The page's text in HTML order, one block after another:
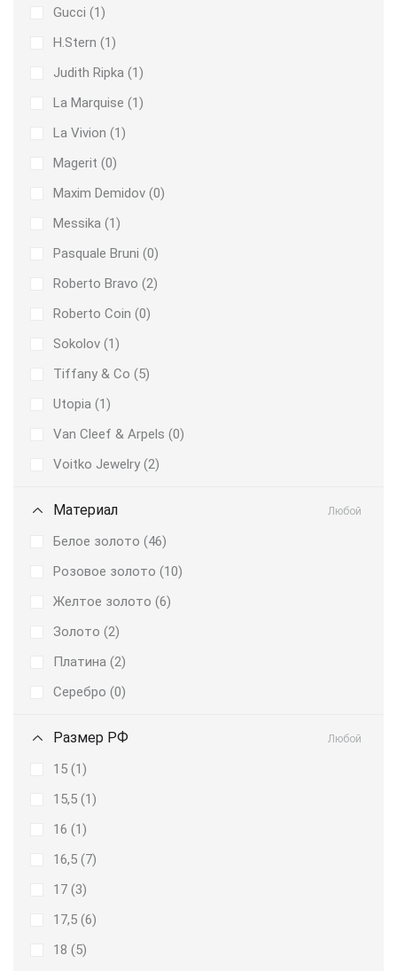
Gucci (1)
H.Stern (1)
Judith Ripka (1)
La Marquise (1)
La Vivion (1)
Magerit (0)
Maxim Demidov (0)
Messika (1)
Pasquale Bruni (0)
Roberto Bravo (2)
Roberto Coin (0)
Sokolov (1)
Tiffany & Co (5)
Utopia (1)
Van Cleef & Arpels (0)
Voitko Jewelry (2)
Материал Любой
Белое золото (46)
Розовое золото (10)
Желтое золото (6)
Золото (2)
Платина (2)
Серебро (0)
Размер РФ Любой
15 (1)
15,5 (1)
16 (1)
16,5 (7)
17 (3)
17,5 (6)
18 (5)